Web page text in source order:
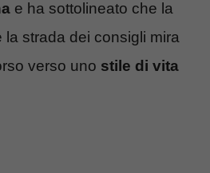
e ha sottolineato che la
la strada dei consigli mira
verso uno stile di vita